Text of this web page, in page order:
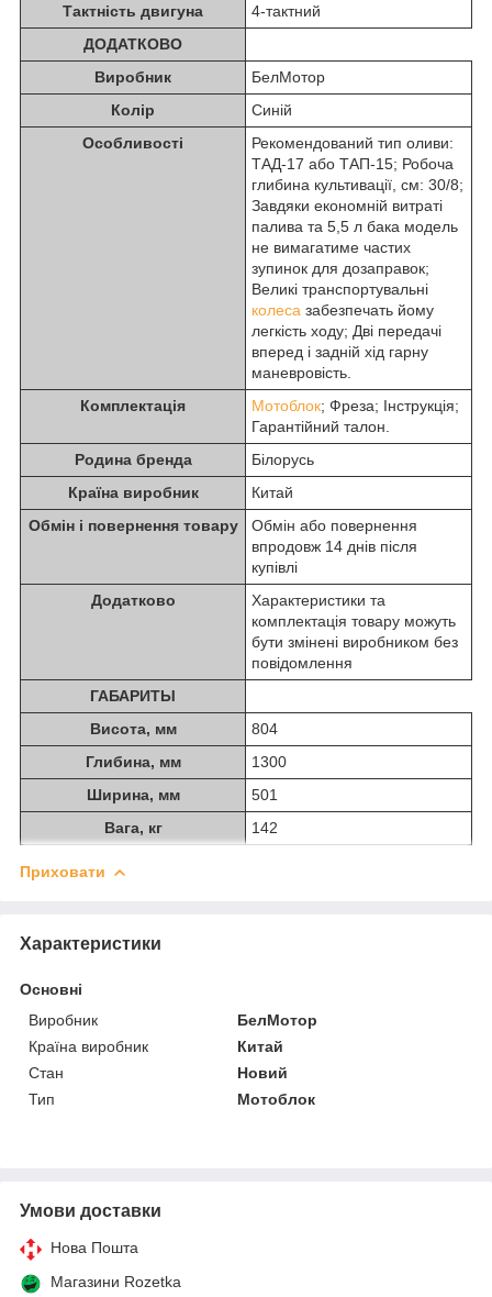
Тактність двигуна
4-тактний
ДОДАТКОВО
Виробник
БелМотор
Колір
Синій
Особливості
Рекомендований тип оливи:
ТАД-17 або ТАП-15; Робоча
глибина культивації, см: 30/8;
Завдяки економній витраті
палива та 5,5 л бака модель
не вимагатиме частих
зупинок для дозаправок;
Великі транспортувальні
колеса забезпечать йому
легкість ходу; Дві передачі
вперед і задній хід гарну
маневровість.
Комплектація
Мотоблок; Фреза; Інструкція;
Гарантійний талон.
Родина бренда
Білорусь
Країна виробник
Китай
Обмін і повернення товару
Обмін або повернення
впродовж 14 днів після
купівлі
Додатково
Характеристики та
комплектація товару можуть
бути змінені виробником без
повідомлення
ГАБАРИТЫ
Висота, мм
804
Глибина, мм
1300
Ширина, мм
501
Вага, кг
142
Приховати
Характеристики
Основні
Виробник
БелМотор
Країна виробник
Китай
Стан
Новий
Тип
Мотоблок
Умови доставки
Нова Пошта
Магазини Rozetka